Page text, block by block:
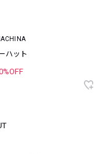
ハット